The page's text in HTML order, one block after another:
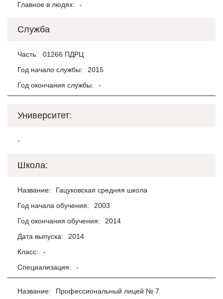
Главное в людях:
-
Служба
Часть:
01266 ПДРЦ
Год начало службы:
2015
Год окончания службы:
-
Университет:
-
Школа:
Название:
Гацуковская средняя школа
Год начала обучения:
2003
Год окончания обучения:
2014
Дата выпуска:
2014
Класс:
-
Специализация:
-
Название:
Профессиональный лицей № 7